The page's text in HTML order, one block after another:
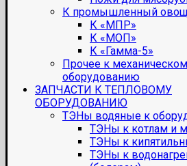
К промышленный
К «МПР»
К «МОП»
К «Гамма-5»
Прочее к
оборудованию
ЗАПЧАСТИ К ТЕПЛОВОМУ
ОБОРУДОВАНИЮ
ТЭНы водяные к
ТЭНы к котлам и
ТЭНы к
ТЭНы к